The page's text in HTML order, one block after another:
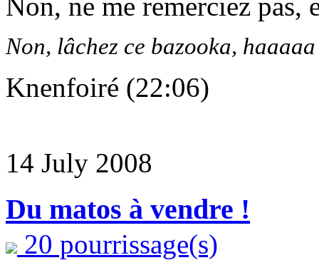
Non, ne me remerciez
Non, lâchez ce bazooka,
Knenfoiré (22:06)
14 July 2008
Du matos à vendre !
20 pourrissage(s)